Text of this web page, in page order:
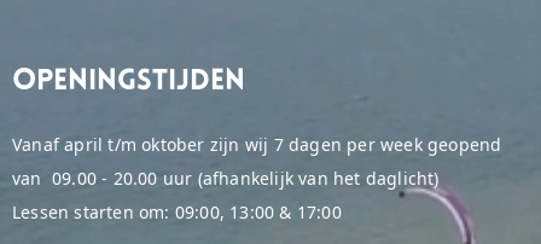
Openingstijden
Vanaf april t/m oktober zijn wij 7 dagen per week geopend
van 09.00 - 20.00 uur (afhankelijk van het daglicht)
Lessen starten om: 09:00, 13:00 & 17:00